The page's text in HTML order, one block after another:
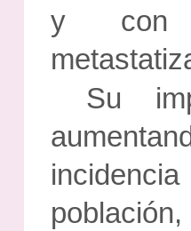
y con
Su